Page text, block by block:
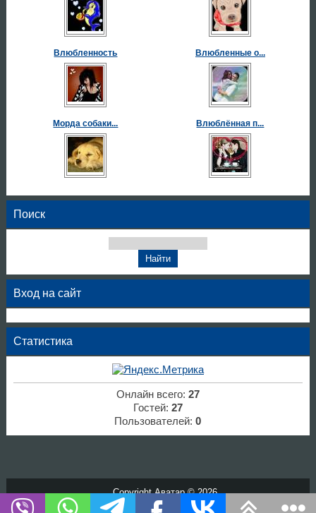
Влюбленность Влюбленные о...
Морда собаки... Влюблённая п...
Поиск
Вход на сайт
Статистика
Онлайн всего: 27
Гостей: 27
Пользователей:0
Copyright Аватар © 2026
Хостинг от
uCoz